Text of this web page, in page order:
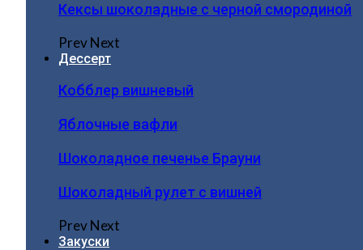
Кексы шоколадные с черной смородиной
PrevNext
Дессерт
Кобблер вишневый
Яблочные вафли
Шоколадное печенье Брауни
Шоколадный рулет с вишней
PrevNext
Закуски